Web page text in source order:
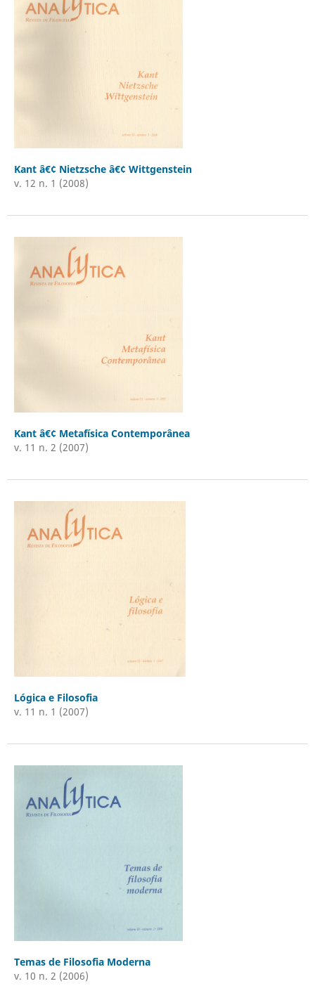
Kant â€¢ Nietzsche â€¢ Wittgenstein
v. 12 n. 1 (2008)
Kant â€¢ Metafísica Contemporânea
v. 11 n. 2 (2007)
Lógica e Filosofia
v. 11 n. 1 (2007)
Temas de Filosofia Moderna
v. 10 n. 2 (2006)